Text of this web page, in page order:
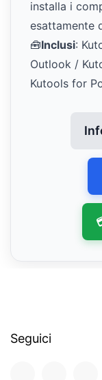
installa i
esattamente
🧰Inclusi:
Outlook /
Kutools for
Seguici